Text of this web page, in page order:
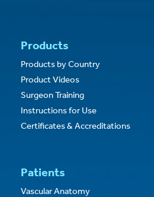
Products
Products by Country
Product Videos
Surgeon Training
Instructions for Use
Certificates & Accreditations
Patients
Vascular Anatomy